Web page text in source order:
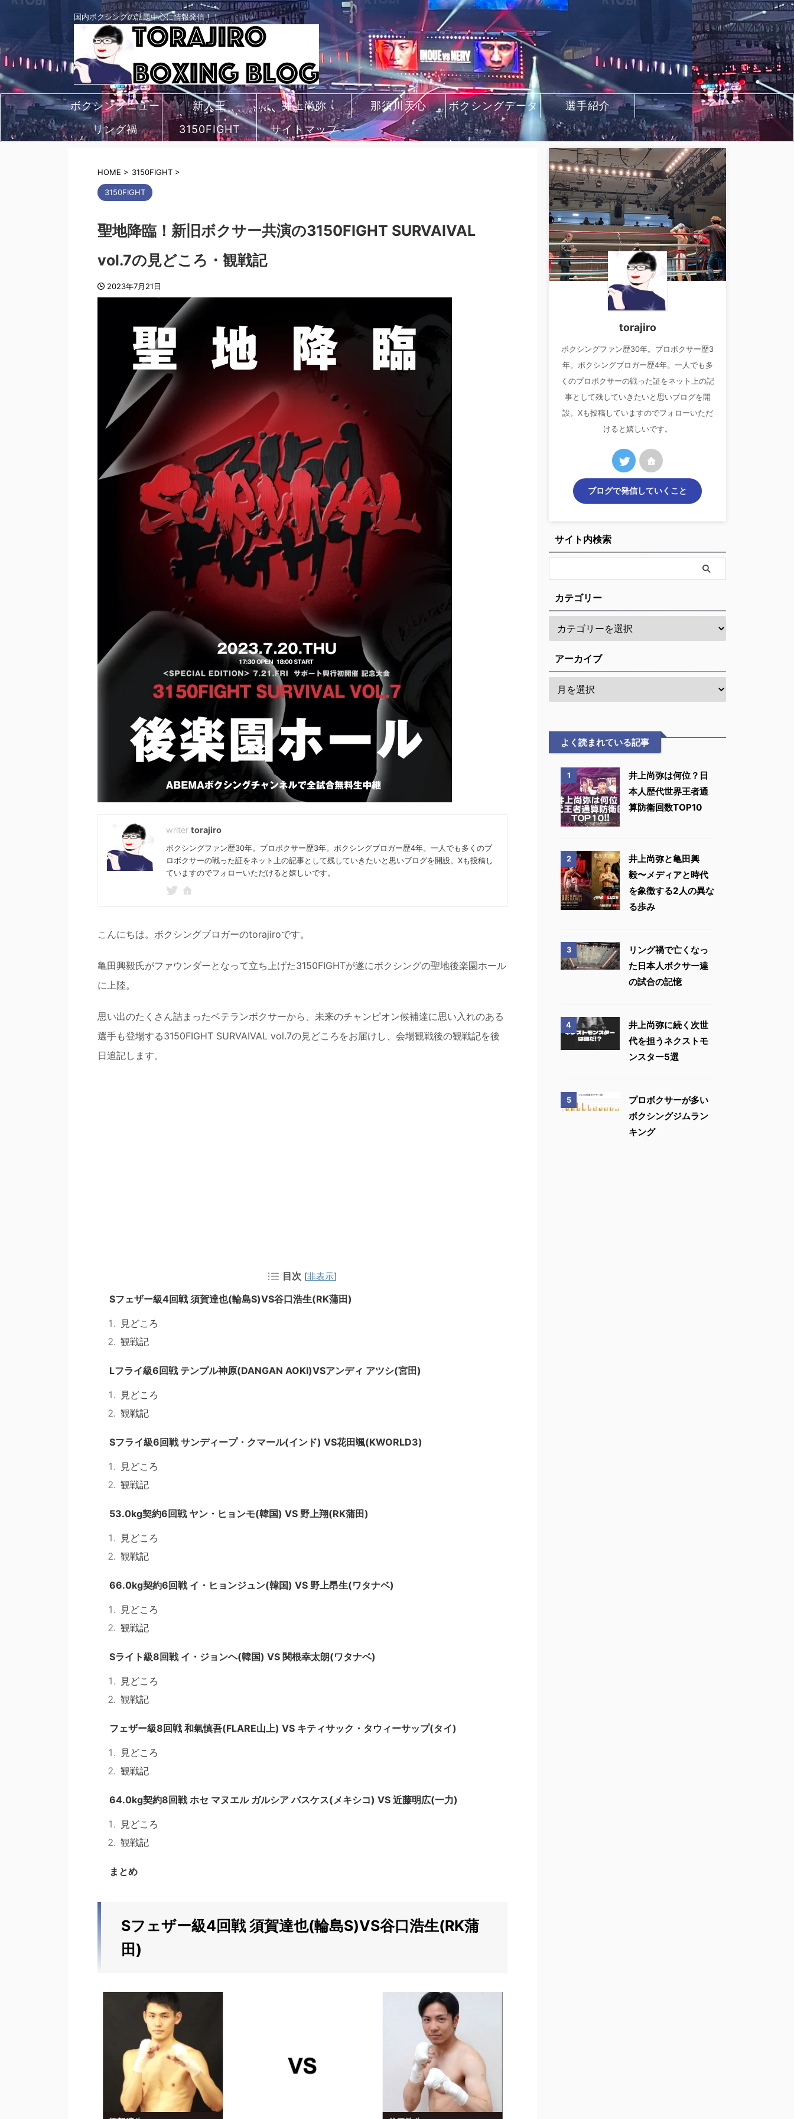
国内ボクシングの話題中心に情報発信！！
ボクシングニュー
ス
新人王 井上尚弥 那須川天心 ボクシングデータ
選手紹介
リング禍
3150FIGHT サイトマップ
HOME > 3150FIGHT >
3150FIGHT
聖地降臨！新旧ボクサー共演の3150FIGHT SURVAIVAL
vol.7の見どころ・観戦記
2023年7月21日
torajiro
ボクシングファン歴30年。プロボクサー歴3年。ボクシングブロガー歴4年。一人でも多くのプ
ロボクサーの戦った証をネット上の記事として残していきたいと思いブログを開設。Xも投稿し
ていますのでフォローいただけると嬉しいです。
こんにちは。ボクシングブロガーのtorajiroです。
亀田興毅氏がファウンダーとなって立ち上げた3150FIGHTが遂にボクシングの聖地後楽園ホール
に上陸。
思い出のたくさん詰まったベテランボクサーから、未来のチャンピオン候補達に思い入れのある
選手も登場する3150FIGHT SURVAIVAL vol.7の見どころをお届けし、会場観戦後の観戦記を後
日追記します。
目次 [非表示]
Sフェザー級4回戦 須賀達也(輪島S)VS谷口浩生(RK蒲田)
見どころ
観戦記
Lフライ級6回戦 テンプル神原(DANGAN AOKI)VSアンディ アツシ(宮田)
見どころ
観戦記
Sフライ級6回戦 サンディープ・クマール(インド) VS花田颯(KWORLD3)
見どころ
観戦記
53.0kg契約6回戦 ヤン・ヒョンモ(韓国) VS 野上翔(RK蒲田)
見どころ
観戦記
66.0kg契約6回戦 イ・ヒョンジュン(韓国) VS 野上昂生(ワタナベ)
見どころ
観戦記
Sライト級8回戦 イ・ジョンヘ(韓国) VS 関根幸太朗(ワタナベ)
見どころ
観戦記
フェザー級8回戦 和氣慎吾(FLARE山上) VS キティサック・タウィーサップ(タイ)
見どころ
観戦記
64.0kg契約8回戦 ホセ マヌエル ガルシア バスケス(メキシコ) VS 近藤明広(一力)
見どころ
観戦記
まとめ
Sフェザー級4回戦 須賀達也(輪島S)VS谷口浩生(RK蒲
田)
torajiro
ボクシングファン歴30年。プロボクサー歴3
年。ボクシングブロガー歴4年。一人でも多
くのプロボクサーの戦った証をネット上の記
事として残していきたいと思いブログを開
設。Xも投稿していますのでフォローいただ
けると嬉しいです。
ブログで発信していくこと
サイト内検索
カテゴリー
アーカイブ
よく読まれている記事
1
井上尚弥は何位？日
本人歴代世界王者通
算防衛回数TOP10
2
井上尚弥と亀田興
毅〜メディアと時代
を象徴する2人の異な
る歩み
3
リング禍で亡くなっ
た日本人ボクサー達
の試合の記憶
4
井上尚弥に続く次世
代を担うネクストモ
ンスター5選
5
プロボクサーが多い
ボクシングジムラン
キング